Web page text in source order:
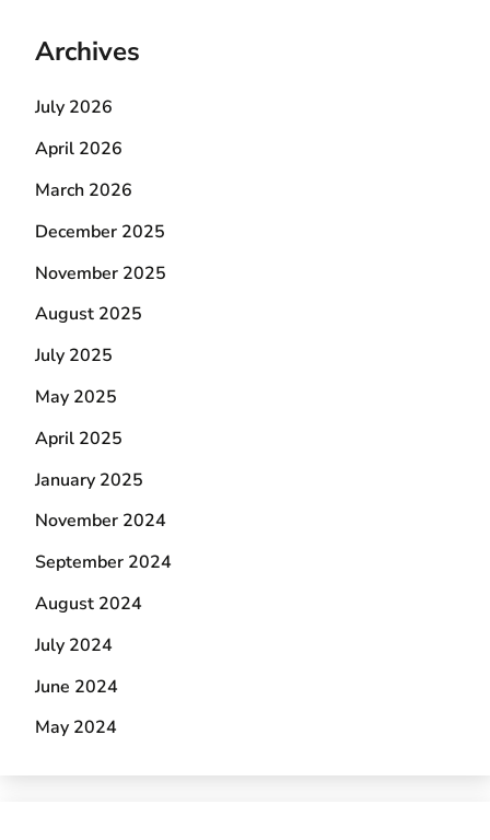
Archives
July 2026
April 2026
March 2026
December 2025
November 2025
August 2025
July 2025
May 2025
April 2025
January 2025
November 2024
September 2024
August 2024
July 2024
June 2024
May 2024